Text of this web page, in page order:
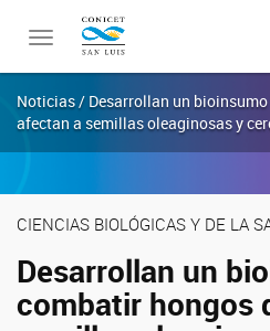
Toggle
Noticias / Desarrollan un
afectan a semillas oleaginosas y
CIENCIAS BIOLÓGICAS Y DE LA
Desarrollan un
combatir hongos